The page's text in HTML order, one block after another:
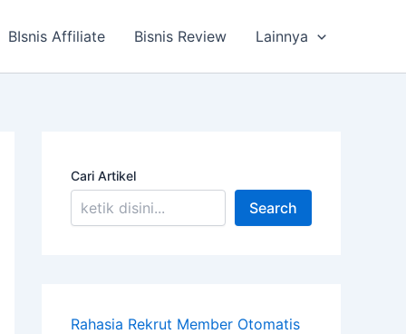
BIsnis Affiliate Bisnis Review Lainnya
Cari Artikel
Search
Rahasia Rekrut Member Otomatis